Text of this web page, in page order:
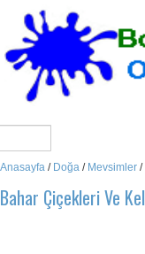
Anasayfa / Doğa / Mevsimler /
Bahar Çiçekleri Ve